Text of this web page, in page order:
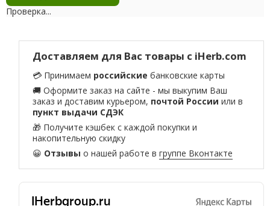
Проверка...
Доставляем для Вас товары с iHerb.com
💳 Принимаем российские банковские карты
🚚 Оформите заказ на сайте - мы выкупим Ваш
заказ и доставим курьером, почтой России или в
пункт выдачи СДЭК
🎁 Получите кэшбек с каждой покупки и
накопительную скидку
😀 Отзывы о нашей работе вгруппе Вконтакте